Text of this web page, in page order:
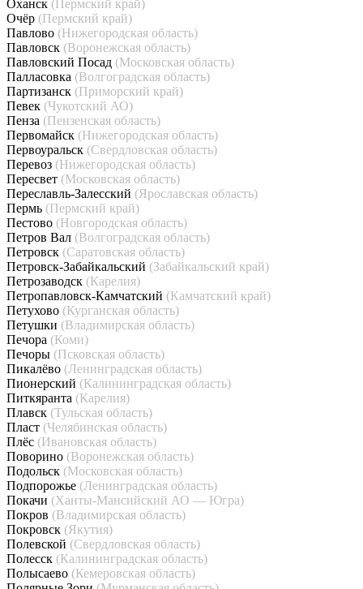
Оханск (Пермский край)
Очёр (Пермский край)
Павлово (Нижегородская область)
Павловск (Воронежская область)
Павловский Посад (Московская область)
Палласовка (Волгоградская область)
Партизанск (Приморский край)
Певек (Чукотский АО)
Пенза (Пензенская область)
Первомайск (Нижегородская область)
Первоуральск (Свердловская область)
Перевоз (Нижегородская область)
Пересвет (Московская область)
Переславль-Залесский (Ярославская область)
Пермь (Пермский край)
Пестово (Новгородская область)
Петров Вал (Волгоградская область)
Петровск (Саратовская область)
Петровск-Забайкальский (Забайкальский край)
Петрозаводск (Карелия)
Петропавловск-Камчатский (Камчатский край)
Петухово (Курганская область)
Петушки (Владимирская область)
Печора (Коми)
Печоры (Псковская область)
Пикалёво (Ленинградская область)
Пионерский (Калининградская область)
Питкяранта (Карелия)
Плавск (Тульская область)
Пласт (Челябинская область)
Плёс (Ивановская область)
Поворино (Воронежская область)
Подольск (Московская область)
Подпорожье (Ленинградская область)
Покачи (Ханты-Мансийский АО — Югра)
Покров (Владимирская область)
Покровск (Якутия)
Полевской (Свердловская область)
Полесск (Калининградская область)
Полысаево (Кемеровская область)